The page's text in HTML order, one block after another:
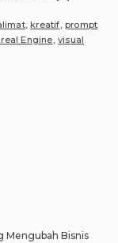
,kreatif,prompt
Engine,visual
Mengubah Bisnis